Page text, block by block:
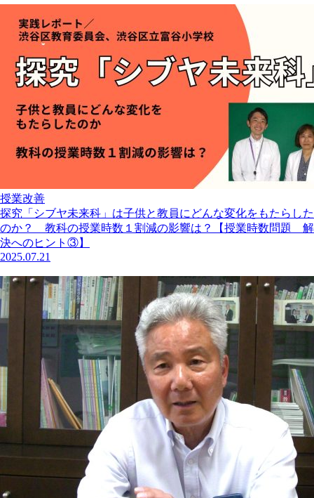
授業改善
探究「シブヤ未来科」は子供と教員にどんな変化をもたらした
のか？ 教科の授業時数１割減の影響は？【授業時数問題 解
決へのヒント③】
2025.07.21